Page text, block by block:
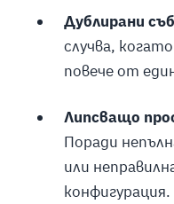
Дублирани
случва,
повече от
Липсващо
Поради
или
конфигурация.